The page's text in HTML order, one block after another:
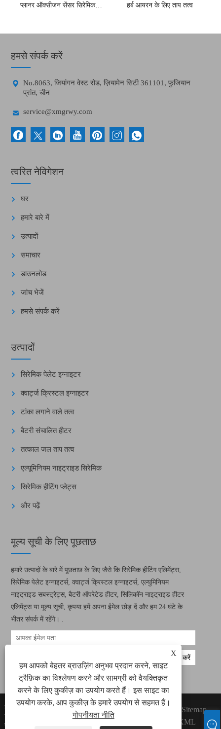
प्लानर ऑक्सीजन सेंसर सिरेमिक ताप तत्व हर्ब आयरन के लिए ताप तत्व
X
हम आपको बेहतर ब्राउज़िंग अनुभव प्रदान करने, साइट
ट्रैफ़िक का विश्लेषण करने और सामग्री को वैयक्तिकृत
करने के लिए कुकीज़ का उपयोग करते हैं। इस साइट का
उपयोग करके, आप कुकीज़ के हमारे उपयोग से सहमत हैं।
गोपनीयता नीति
हमसे संपर्क करें

No.8063, जियांगन वेस्ट रोड, ज़ियामेन सिटी 361101, फुजियान
प्रांत, चीन
 service@xmgrwy.com
त्वरित नेविगेशन
घर
हमारे बारे में
उत्पादों
समाचार
डाउनलोड
जांच भेजें
हमसे संपर्क करें
उत्पादों
सिरेमिक पेलेट इग्नाइटर
क्वार्ट्ज क्रिस्टल इग्नाइटर
टांका लगाने वाले तत्व
बैटरी संचालित हीटर
तत्काल जल ताप तत्व
एल्यूमिनियम नाइट्राइड सिरेमिक
सिरेमिक हीटिंग प्लेट्स
और पढ़ें
मूल्य सूची के लिए पूछताछ
हमारे उत्पादों के बारे में पूछताछ के लिए जैसे कि सिरेमिक हीटिंग एलिमेंट्स,
सिरेमिक पेलेट इग्नाइटर्स, क्वार्ट्ज क्रिस्टल इग्नाइटर्स, एल्युमिनियम
नाइट्राइड सबस्ट्रेट्स, बैटरी ऑपरेटेड हीटर, सिलिकॉन नाइट्राइड हीटर
एलिमेंट्स या मूल्य सूची, कृपया हमें अपना ईमेल छोड़ दें और हम 24 घंटे के
भीतर संपर्क में रहेंगे। .
कॉपीराइट © 2022 ज़ियामेन ग्रीन वे इलेक्ट्रॉनिक
टेक्नोलॉजी कं, लिमिटेड सभी सिरेमिक हीटिंग तत्व, सिरेमिक
पेलेट इग्निटर्स राइट्स आरक्षित।
Sitemap
XML